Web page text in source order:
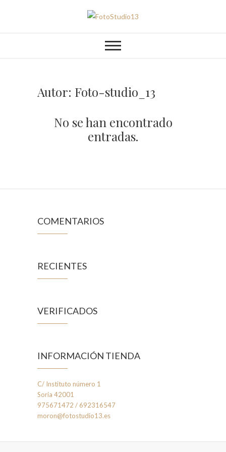
contenido
FotoStudio13
Autor: Foto-studio_13
No se han encontrado
entradas.
COMENTARIOS
RECIENTES
VERIFICADOS
INFORMACIÓN TIENDA
C/ Instituto número 1
Soria 42001
975671472 / 692316547
moron@fotostudio13.es